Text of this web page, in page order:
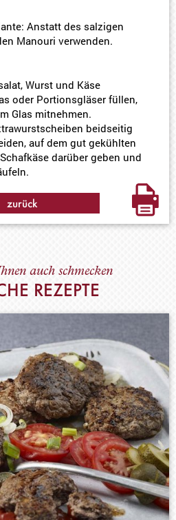
Anstatt des salzigen
Manouri verwenden.
Wurst und Käse
oder Portionsgläser füllen,
Glas mitnehmen.
beidseitig
auf dem gut gekühlten
darüber geben und
zurück
auch schmecken
REZEPTE